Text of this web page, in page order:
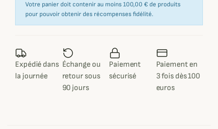
Votre panier doit contenir au moins 100,00 € de produits
pour pouvoir obtenir des récompenses fidélité.
Expédié dans
la journée
Échange ou
retour sous
90 jours
Paiement
sécurisé
Paiement en
3 fois dès 100
euros